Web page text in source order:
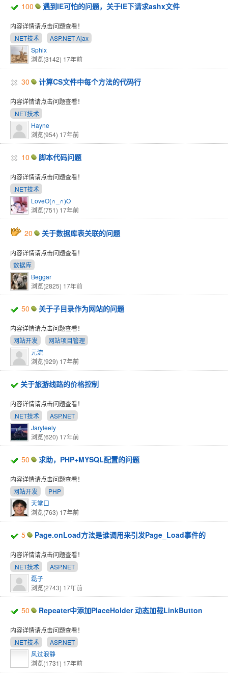
100 遇到IE可怕的问题，关于IE下请求ashx文件
内容详情请点击问题查看！
.NET技术
ASP.NET Ajax
Sphix
浏览(3142) 17年前
30 计算CS文件中每个方法的代码行
内容详情请点击问题查看！
.NET技术
Hayne
浏览(954) 17年前
10 脚本代码问题
内容详情请点击问题查看！
.NET技术
LoveO(∩_∩)O
浏览(751) 17年前
20 关于数据库表关联的问题
内容详情请点击问题查看！
数据库
Beggar
浏览(2825) 17年前
50 关于子目录作为网站的问题
内容详情请点击问题查看！
网站开发
网站项目管理
元流
浏览(929) 17年前
关于旅游线路的价格控制
内容详情请点击问题查看！
.NET技术
ASP.NET
Jaryleely
浏览(620) 17年前
50 求助，PHP+MYSQL配置的问题
内容详情请点击问题查看！
网站开发
PHP
天堂口
浏览(763) 17年前
5 Page.onLoad方法是谁调用来引发Page_Load事件的
内容详情请点击问题查看！
.NET技术
ASP.NET
磊子
浏览(2743) 17年前
50 Repeater中添加PlaceHolder 动态加载LinkButton
内容详情请点击问题查看！
.NET技术
ASP.NET
风过浪静
浏览(1731) 17年前